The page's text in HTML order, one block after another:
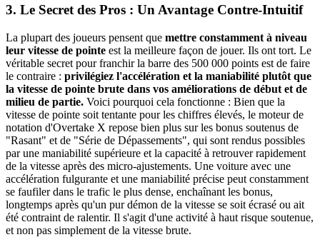
3. Le Secret des Pros : Un Avantage Contre-Intuitif
La plupart des joueurs pensent que mettre constamment à niveau
leur vitesse de pointe est la meilleure façon de jouer. Ils ont tort. Le
véritable secret pour franchir la barre des 500 000 points est de faire
le contraire : privilégiez l'accélération et la maniabilité plutôt que
la vitesse de pointe brute dans vos améliorations de début et de
milieu de partie. Voici pourquoi cela fonctionne : Bien que la
vitesse de pointe soit tentante pour les chiffres élevés, le moteur de
notation d'Overtake X repose bien plus sur les bonus soutenus de
"Rasant" et de "Série de Dépassements", qui sont rendus possibles
par une maniabilité supérieure et la capacité à retrouver rapidement
de la vitesse après des micro-ajustements. Une voiture avec une
accélération fulgurante et une maniabilité précise peut constamment
se faufiler dans le trafic le plus dense, enchaînant les bonus,
longtemps après qu'un pur démon de la vitesse se soit écrasé ou ait
été contraint de ralentir. Il s'agit d'une activité à haut risque soutenue,
et non pas simplement de la vitesse brute.